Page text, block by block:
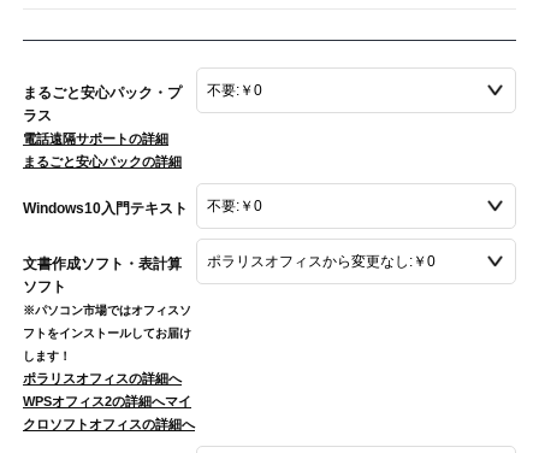
まるごと安心パック・プ
ラス
電話遠隔サポートの詳細
まるごと安心パックの詳細
Windows10入門テキスト
文書作成ソフト・表計算
ソフト
※パソコン市場ではオフィスソ
フトをインストールしてお届け
します！
ポラリスオフィスの詳細へ
WPSオフィス2の詳細へマイ
クロソフトオフィスの詳細へ